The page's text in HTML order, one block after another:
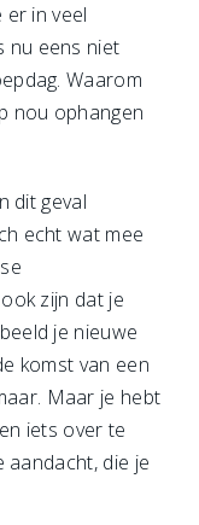
er in veel
nu eens niet
Waarom
nou ophangen
dit geval
echt wat mee
zijn dat je
je nieuwe
komst van een
Maar je hebt
iets over te
aandacht, die je